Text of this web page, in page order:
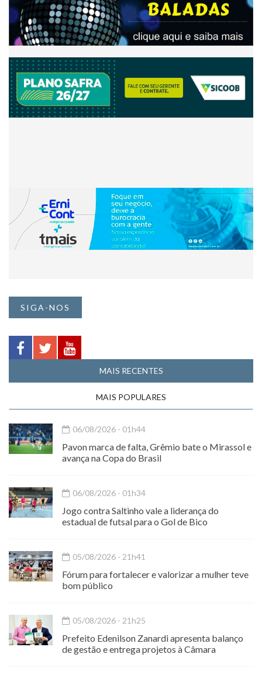
SIGA-NOS
MAIS RECENTES
MAIS POPULARES
06/08/2026 - 01h44
Pavon marca de falta, Grêmio bate o Mirassol e
avança na Copa do Brasil
06/08/2026 - 01h34
Jogo contra Saltinho vale a liderança do
estadual de futsal para o Gol de Bico
05/08/2026 - 21h41
Fórum para fortalecer e valorizar a mulher teve
bom público
05/08/2026 - 21h25
Prefeito Edenilson Zanardi apresenta balanço
de gestão e entrega projetos à Câmara